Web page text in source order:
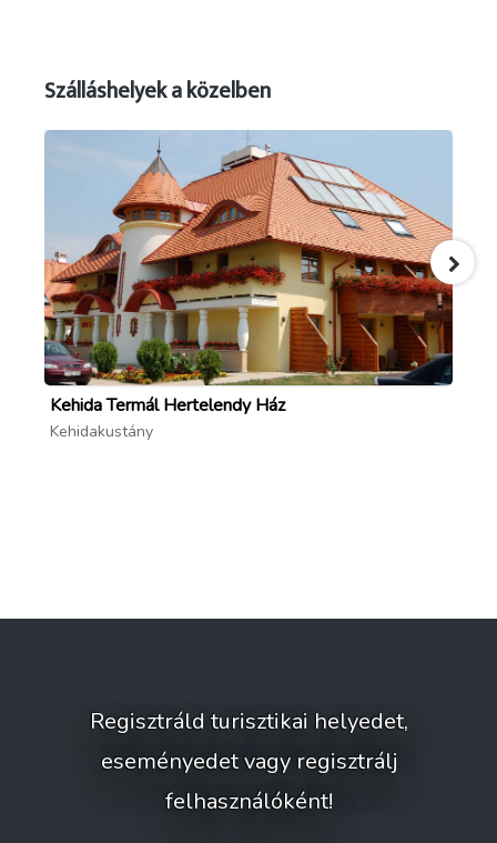
Szálláshelyek a közelben
Kehida Termál Hertelendy Ház
Kehidakustány
Regisztráld turisztikai helyedet,
eseményedet vagy regisztrálj
felhasználóként!